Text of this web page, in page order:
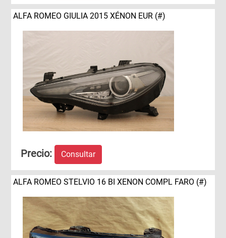
ALFA ROMEO GIULIA 2015 XÉNON EUR (#)
Precio: Consultar
ALFA ROMEO STELVIO 16 BI XENON COMPL FARO (#)